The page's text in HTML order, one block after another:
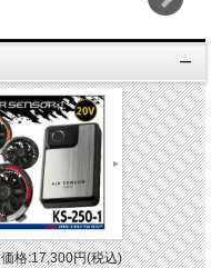
価格:17,300円(税込)